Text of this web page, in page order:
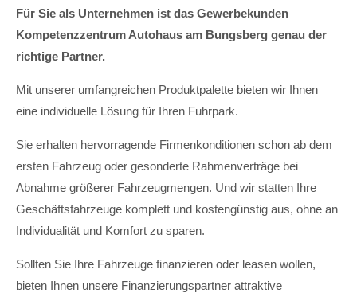
Für Sie als Unternehmen ist das Gewerbekunden
Kompetenzzentrum Autohaus am Bungsberg genau der
richtige Partner.
Mit unserer umfangreichen Produktpalette bieten wir Ihnen
eine individuelle Lösung für Ihren Fuhrpark.
Sie erhalten hervorragende Firmenkonditionen schon ab dem
ersten Fahrzeug oder gesonderte Rahmenverträge bei
Abnahme größerer Fahrzeugmengen. Und wir statten Ihre
Geschäftsfahrzeuge komplett und kostengünstig aus, ohne an
Individualität und Komfort zu sparen.
Sollten Sie Ihre Fahrzeuge finanzieren oder leasen wollen,
bieten Ihnen unsere Finanzierungspartner attraktive